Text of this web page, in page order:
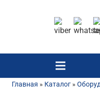
Главная » Каталог »